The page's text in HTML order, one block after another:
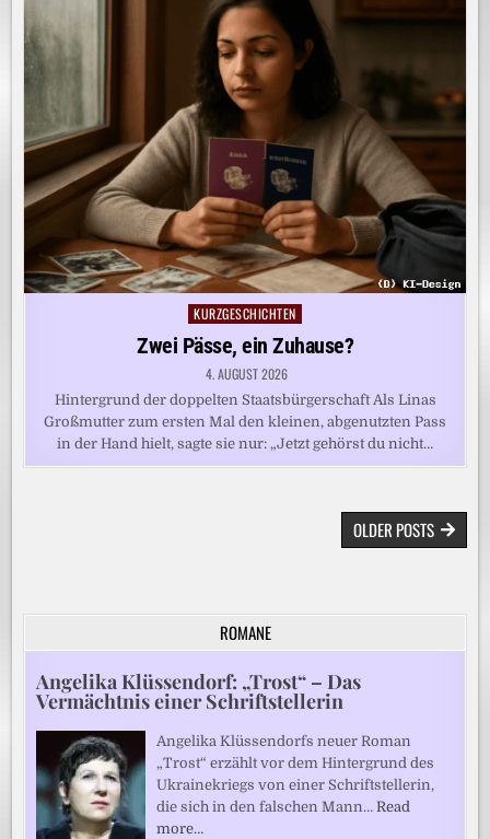
Posted
in
KURZGESCHICHTEN
Zwei Pässe, ein Zuhause?
4. AUGUST 2026
Hintergrund der doppelten Staatsbürgerschaft Als Linas
Großmutter zum ersten Mal den kleinen, abgenutzten Pass
in der Hand hielt, sagte sie nur: „Jetzt gehörst du nicht…
BEITRAGSNAVIGATIONOLDER POSTS
ROMANE
Angelika Klüssendorf: „Trost“ – Das
Vermächtnis einer Schriftstellerin
Angelika Klüssendorfs neuer Roman
„Trost“ erzählt vor dem Hintergrund des
Ukrainekriegs von einer Schriftstellerin,
die sich in den falschen Mann…Read
more…